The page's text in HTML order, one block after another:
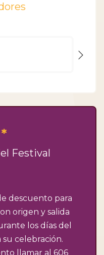
Festival
descuento para
origen y salida
los días del
su celebración.
llamar al 606